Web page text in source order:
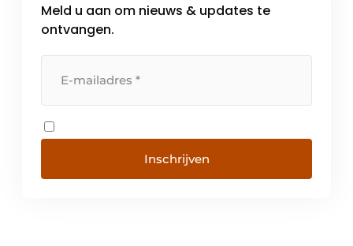
Meld u aan om nieuws & updates te
ontvangen.
Inschrijven